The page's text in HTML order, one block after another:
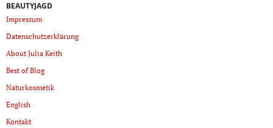
BEAUTYJAGD
Impressum
Datenschutzerklärung
About Julia Keith
Best of Blog
Naturkosmetik
English
Kontakt